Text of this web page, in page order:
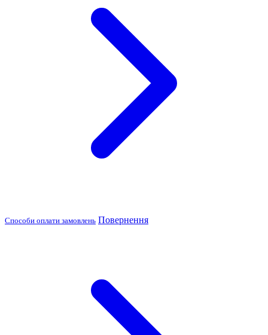
Способи оплати замовлень Повернення